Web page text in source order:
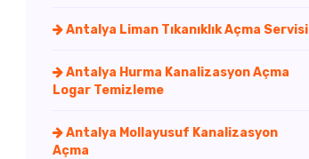
Antalya Liman Tıkanıklık Açma Servisi
Antalya Hurma Kanalizasyon Açma
Logar Temizleme
Antalya Mollayusuf Kanalizasyon
Açma